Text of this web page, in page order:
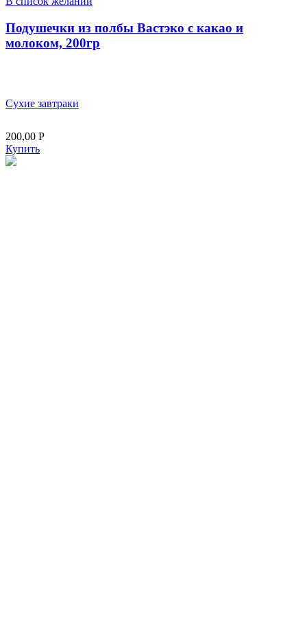
Подушечки из полбы Вастэко с какао и
молоком, 200гр
Сухие завтраки
200,00 Р
Купить